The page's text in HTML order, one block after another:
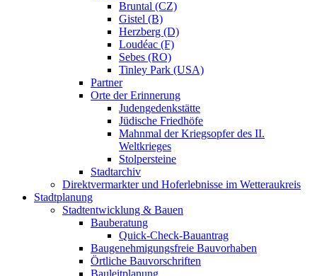
Bruntal (CZ)
Gistel (B)
Herzberg (D)
Loudéac (F)
Sebes (RO)
Tinley Park (USA)
Partner
Orte der Erinnerung
Judengedenkstätte
Jüdische Friedhöfe
Mahnmal der Kriegsopfer des II.
Weltkrieges
Stolpersteine
Stadtarchiv
Direktvermarkter und Hoferlebnisse im Wetteraukreis
Stadtplanung
Stadtentwicklung & Bauen
Bauberatung
Quick-Check-Bauantrag
Baugenehmigungsfreie Bauvorhaben
Örtliche Bauvorschriften
Bauleitplanung